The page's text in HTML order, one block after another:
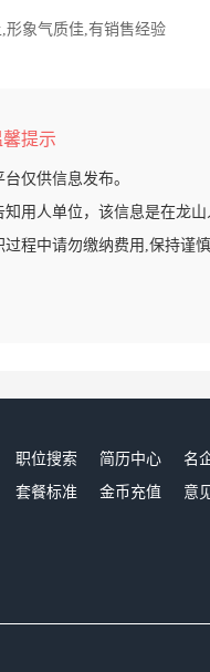
形象气质佳,有销售经验
馨提示
台仅供信息发布。
知用人单位，该信息是在龙山
过程中请勿缴纳费用,保持谨慎
职位搜索 简历中心 名
套餐标准
金币充值 意